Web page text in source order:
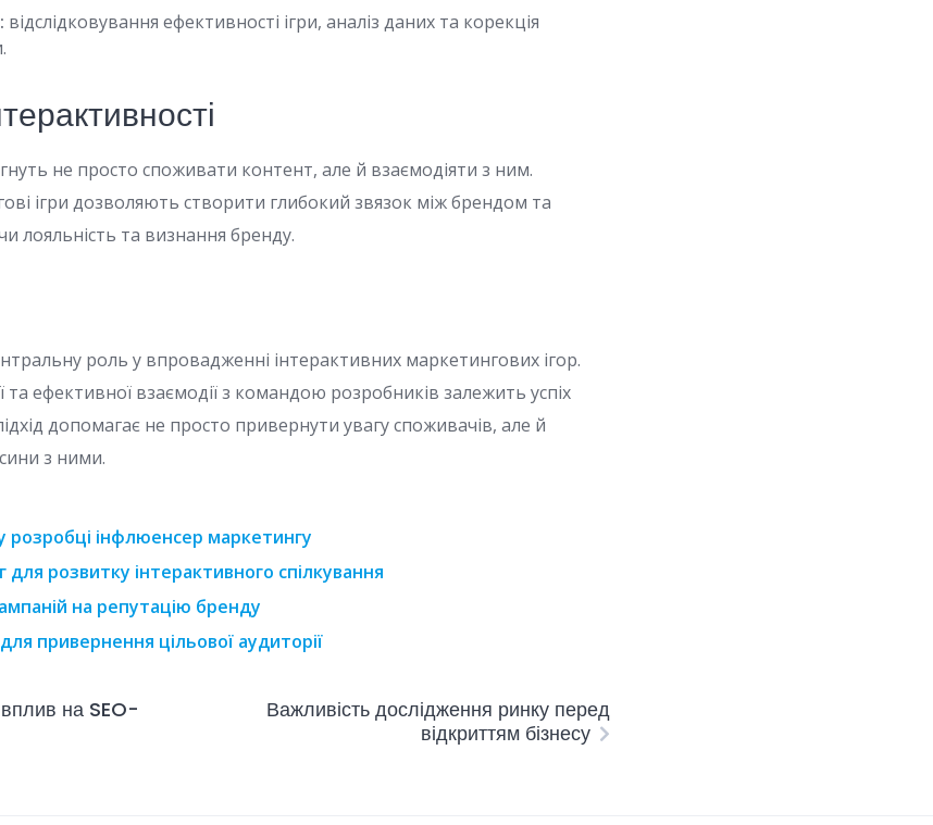
відслідковування ефективності ігри, аналіз даних та корекція
не просто споживати контент, але й взаємодіяти з ним.
ігри дозволяють створити глибокий звязок між брендом та
лояльність та визнання бренду.
роль у впровадженні інтерактивних маркетингових ігор.
та ефективної взаємодії з командою розробників залежить успіх
допомагає не просто привернути увагу споживачів, але й
з ними.
розробці інфлюенсер маркетингу
розвитку інтерактивного спілкування
на репутацію бренду
привернення цільової аудиторії
вплив на SEO-
Важливість дослідження ринку перед
відкриттям бізнесу